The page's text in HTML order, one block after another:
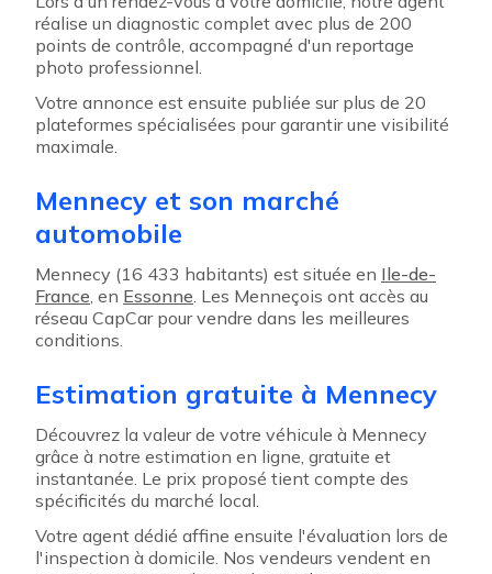
réalise un diagnostic complet avec plus de 200
points de contrôle, accompagné d'un reportage
photo professionnel.
Votre annonce est ensuite publiée sur plus de 20
plateformes spécialisées pour garantir une visibilité
maximale.
Mennecy et son marché
automobile
Mennecy (16 433 habitants) est située en Ile-de-
France, en Essonne. Les Menneçois ont accès au
réseau CapCar pour vendre dans les meilleures
conditions.
Estimation gratuite à Mennecy
Découvrez la valeur de votre véhicule à Mennecy
grâce à notre estimation en ligne, gratuite et
instantanée. Le prix proposé tient compte des
spécificités du marché local.
Votre agent dédié affine ensuite l'évaluation lors de
l'inspection à domicile. Nos vendeurs vendent en